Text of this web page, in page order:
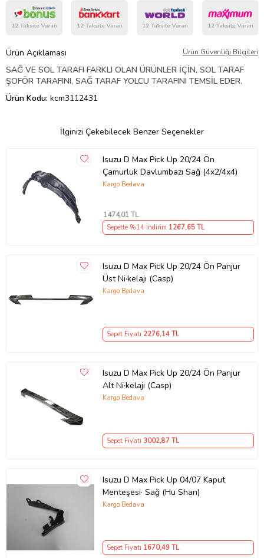
Ürün Açıklaması Ürün Güvenliği Bilgileri
SAĞ VE SOL TARAFI FARKLI OLAN ÜRÜNLER İÇİN, SOL TARAF
ŞOFÖR TARAFINI, SAĞ TARAF YOLCU TARAFINI TEMSİL EDER.
Ürün Kodu: kcm3112431
İlginizi Çekebilecek Benzer Seçenekler
Isuzu D Max Pick Up 20/24 Ön
Çamurluk Davlumbazı Sağ (4x2/4x4)
Kargo Bedava
1474,01 TL
Sepette %14 İndirim 1267,65 TL
Isuzu D Max Pick Up 20/24 Ön Panjur
Üst Ni·kelajı (Casp)
Kargo Bedava
Sepet Fiyatı 2276,14 TL
Isuzu D Max Pick Up 20/24 Ön Panjur
Alt Ni·kelajı (Casp)
Kargo Bedava
Sepet Fiyatı 3002,87 TL
Isuzu D Max Pick Up 04/07 Kaput
Menteşesi· Sağ (Hu Shan)
Kargo Bedava
Sepet Fiyatı 1670,49 TL